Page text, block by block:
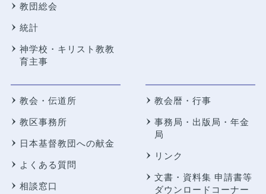
教団総会
統計
神学校・キリスト教教
育主事
教会・伝道所
教区事務所
日本基督教団への献金
よくある質問
相談窓口
教会暦・行事
事務局・出版局・年金
局
リンク
文書・資料集 申請書等
ダウンロードコーナー